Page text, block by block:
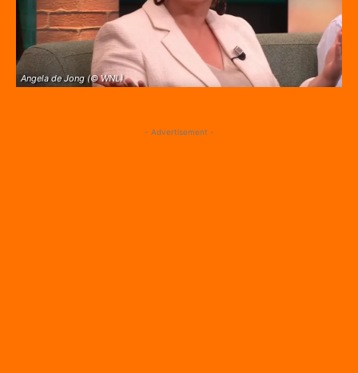
Angela de Jong (© WNL)
- Advertisement -